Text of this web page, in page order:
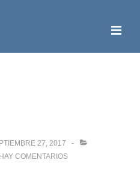
27, 2017
COMENTARIOS